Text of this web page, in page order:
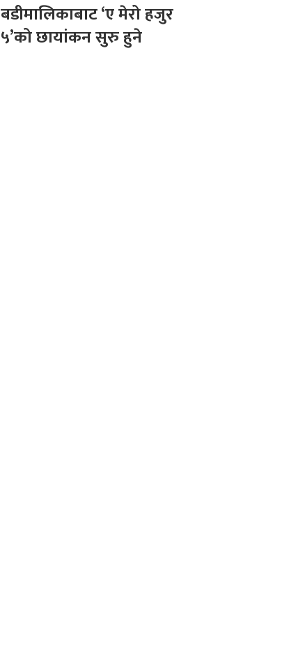
बडीमालिकाबाट ‘ए मेरो हजुर
५’को छायांकन सुरु हुने